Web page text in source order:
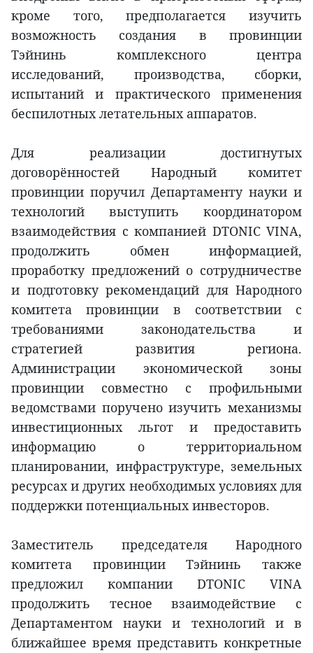
кроме того, предполагается изучить
возможность создания в провинции
Тэйнинь комплексного центра
исследований, производства, сборки,
испытаний и практического применения
беспилотных летательных аппаратов.
Для реализации достигнутых
договорённостей Народный комитет
провинции поручил Департаменту науки и
технологий выступить координатором
взаимодействия с компанией DTONIC VINA,
продолжить обмен информацией,
проработку предложений о сотрудничестве
и подготовку рекомендаций для Народного
комитета провинции в соответствии с
требованиями законодательства и
стратегией развития региона.
Администрации экономической зоны
провинции совместно с профильными
ведомствами поручено изучить механизмы
инвестиционных льгот и предоставить
информацию о территориальном
планировании, инфраструктуре, земельных
ресурсах и других необходимых условиях для
поддержки потенциальных инвесторов.
Заместитель председателя Народного
комитета провинции Тэйнинь также
предложил компании DTONIC VINA
продолжить тесное взаимодействие с
Департаментом науки и технологий и в
ближайшее время представить конкретные